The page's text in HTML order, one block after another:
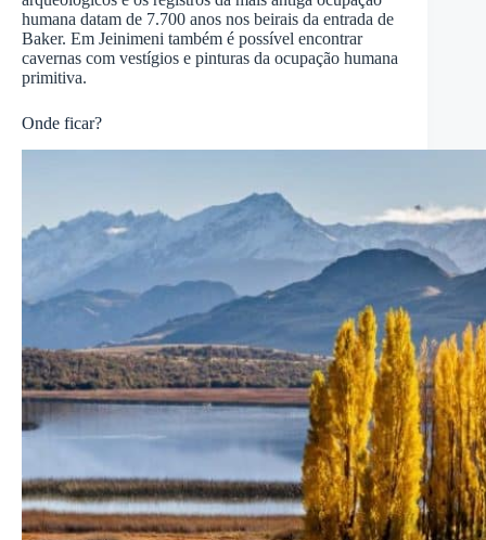
humana datam de 7.700 anos nos beirais da entrada de
Baker. Em Jeinimeni também é possível encontrar
cavernas com vestígios e pinturas da ocupação humana
primitiva.
Onde ficar?